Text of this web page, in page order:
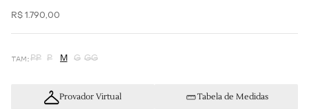
R$ 1 .790,00
PP P M G GG
Provador Virtual Tabela de Medidas